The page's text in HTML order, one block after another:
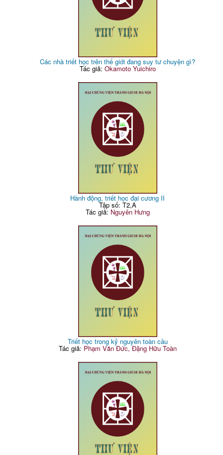
Các nhà triết học trên thế giới đang suy tư chuyện gì?
Tác giả: Okamoto Yuichiro
Hành động, triết học đại cương II
Tập số: T2,A
Tác giả: Nguyên Hưng
Triết học trong kỷ nguyên toàn cầu
Tác giả: Phạm Văn Đức, Đặng Hữu Toàn